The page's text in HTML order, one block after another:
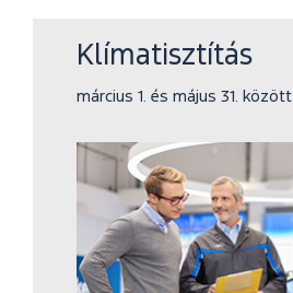
Klímatisztítás
március 1. és május 31. között